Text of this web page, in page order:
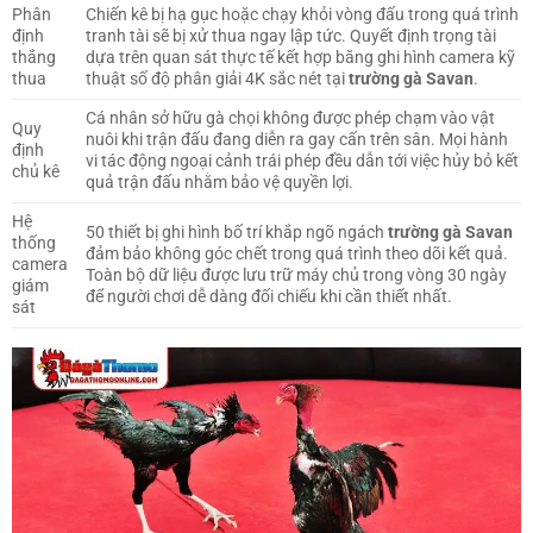
Phân
định
thắng
thua
Chiến kê bị hạ gục hoặc chạy khỏi vòng đấu trong quá trình
tranh tài sẽ bị xử thua ngay lập tức. Quyết định trọng tài
dựa trên quan sát thực tế kết hợp băng ghi hình camera kỹ
thuật số độ phân giải 4K sắc nét tạitrường gà Savan.
Quy
định
chủ kê
Cá nhân sở hữu gà chọi không được phép chạm vào vật
nuôi khi trận đấu đang diễn ra gay cấn trên sân. Mọi hành
vi tác động ngoại cảnh trái phép đều dẫn tới việc hủy bỏ kết
quả trận đấu nhằm bảo vệ quyền lợi.
Hệ
thống
camera
giám
sát
50 thiết bị ghi hình bố trí khắp ngõ ngách trường gà Savan
đảm bảo không góc chết trong quá trình theo dõi kết quả.
Toàn bộ dữ liệu được lưu trữ máy chủ trong vòng 30 ngày
để người chơi dễ dàng đối chiếu khi cần thiết nhất.